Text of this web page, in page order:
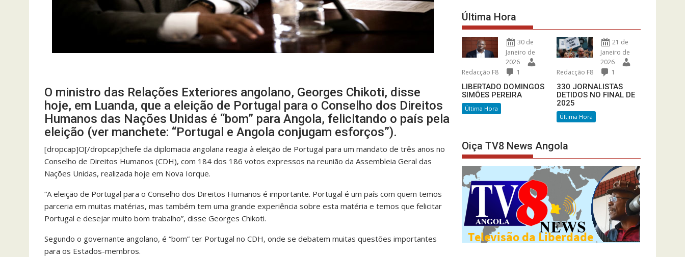
O ministro das Relações Exteriores angolano, Georges Chikoti, disse
hoje, em Luanda, que a eleição de Portugal para o Conselho dos Direitos
Humanos das Nações Unidas é “bom” para Angola, felicitando o país pela
eleição (ver manchete: “Portugal e Angola conjugam esforços”).
[dropcap]O[/dropcap]chefe da diplomacia angolana reagia à eleição de Portugal para um mandato de três anos no
Conselho de Direitos Humanos (CDH), com 184 dos 186 votos expressos na reunião da Assembleia Geral das
Nações Unidas, realizada hoje em Nova Iorque.
“A eleição de Portugal para o Conselho dos Direitos Humanos é importante. Portugal é um país com quem temos
parceria em muitas matérias, mas também tem uma grande experiência sobre esta matéria e temos que felicitar
Portugal e desejar muito bom trabalho”, disse Georges Chikoti.
Segundo o governante angolano, é “bom” ter Portugal no CDH, onde se debatem muitas questões importantes
para os Estados-membros.
Última Hora
30 de
Janeiro de
2026
Redacção F8
1
LIBERTADO DOMINGOS
SIMÕES PEREIRA
Última Hora
21 de
Janeiro de
2026
Redacção F8
1
330 JORNALISTAS
DETIDOS NO FINAL DE
2025
Última Hora
Oiça TV8 News Angola